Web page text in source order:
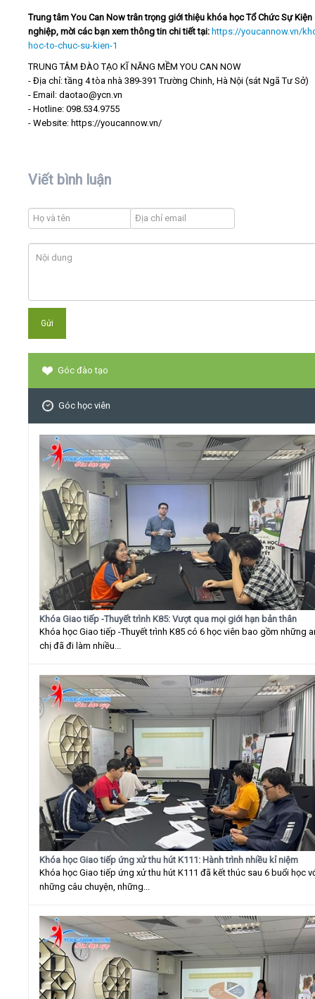
Trung tâm You Can Now trân trọng giới thiệu khóa học Tổ Chức Sự Kiện
nghiệp, mời các bạn xem thông tin chi tiết tại: https://youcannow.vn/
hoc-to-chuc-su-kien-1
TRUNG TÂM ĐÀO TẠO KĨ NĂNG MỀM YOU CAN NOW
- Địa chỉ: tầng 4 tòa nhà 389-391 Trường Chinh, Hà Nội (sát Ngã Tư Sở)
- Email: daotao@ycn.vn
- Hotline: 098.534.9755
- Website: https://youcannow.vn/
Viết bình luận
Góc đào tạo
Góc học viên
Khóa Giao tiếp -Thuyết trình K85: Vượt qua mọi giới hạn bản thân
Khóa học Giao tiếp -Thuyết trình K85 có 6 học viên bao gồm những
chị đã đi làm nhiều...
Khóa học Giao tiếp ứng xử thu hút K111: Hành trình nhiều kỉ niệm
Khóa học Giao tiếp ứng xử thu hút K111 đã kết thúc sau 6 buổi học
những câu chuyện, những...